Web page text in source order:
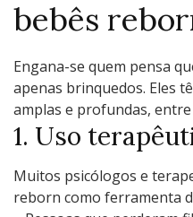
bebês
Engana-se quem pensa
apenas brinquedos. Eles
amplas e profundas,
1. Uso
Muitos psicólogos e
reborn como ferramenta